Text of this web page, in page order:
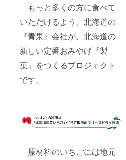
もっと多くの方に食べて
いただけるよう、北海道の
『青果』会社が、北海道の
新しい定番おみやげ『製
菓』をつくるプロジェクト
です。
原材料のいちごには地元